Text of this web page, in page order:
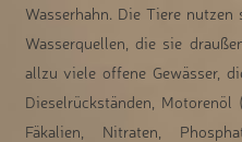
Wasserhahn. Die Tiere
Wasserquellen, die sie
allzu viele offene Gewässer,
Dieselrückständen,
Fäkalien, Nitraten,